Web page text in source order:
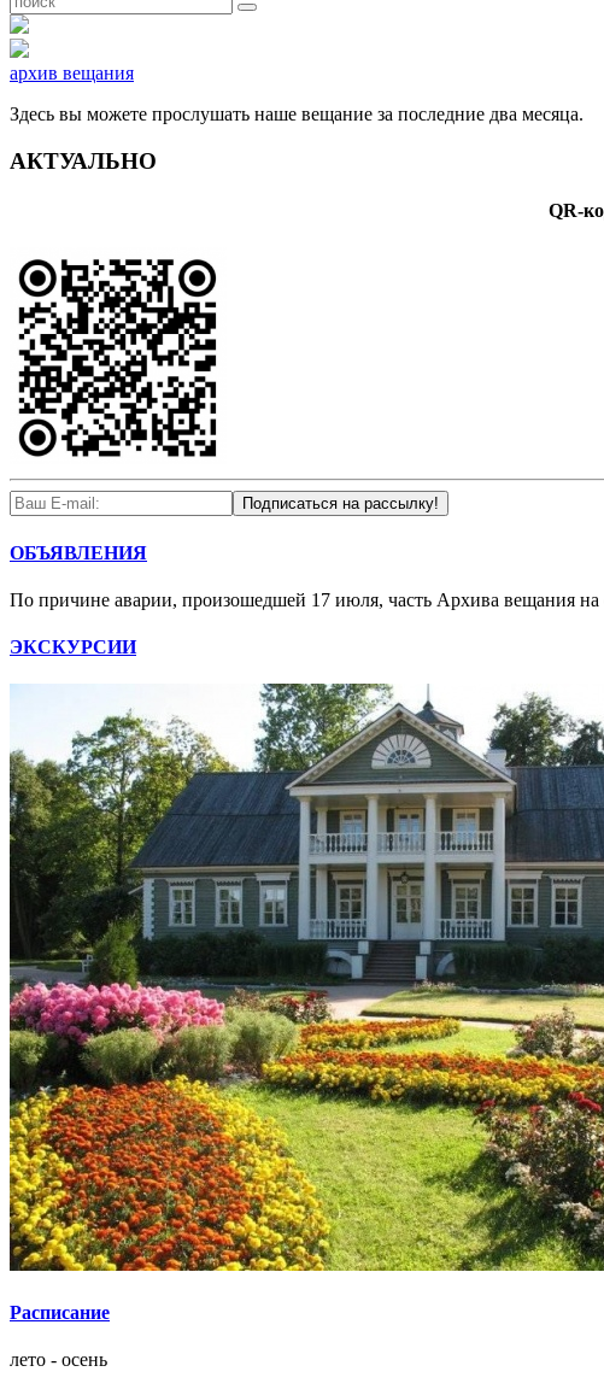
архив вещания
Здесь вы можете прослушать наше вещание за последние два месяца.
АКТУАЛЬНО
QR-
ОБЪЯВЛЕНИЯ
По причине аварии, произошедшей 17 июля, часть Архива вещания на
ЭКСКУРСИИ
Расписание
лето - осень